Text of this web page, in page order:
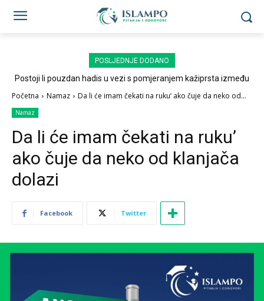
POSLJEDNJE DODANO
Postoji li pouzdan hadis u vezi s pomjeranjem kažiprsta između
Početna Namaz Da li će imam čekati na ruku’ ako čuje da neko od...
Namaz
Da li će imam čekati na ruku’
ako čuje da neko od klanjača
dolazi
Facebook Twitter